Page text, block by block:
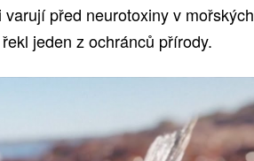
před neurotoxiny v mořských
jeden z ochránců přírody.